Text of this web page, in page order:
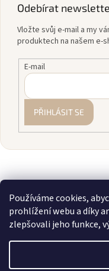
Používáme cookies,
prohlížení webu a díky
zlepšovali jeho funkce,
Odebírat
Vložte svůj e-mail a my
produktech na našem e-
E-mail
PŘIHLÁSIT SE